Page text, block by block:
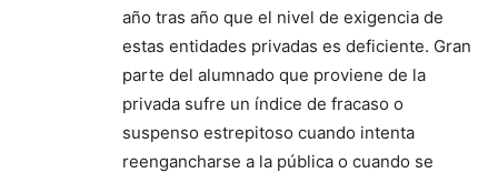
año tras año que el nivel de exigencia de
estas entidades privadas es deficiente. Gran
parte del alumnado que proviene de la
privada sufre un índice de fracaso o
suspenso estrepitoso cuando intenta
reengancharse a la pública o cuando se